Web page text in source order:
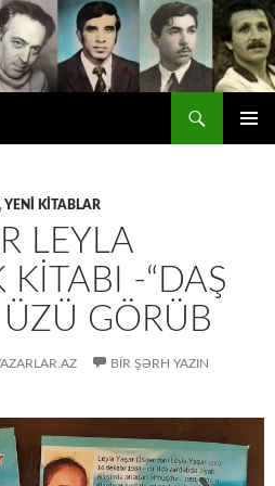
, YENİ KİTABLAR
LEYLA
KITABI -“DAŞ
GÖRÜB
BIR ŞƏRH YAZIN